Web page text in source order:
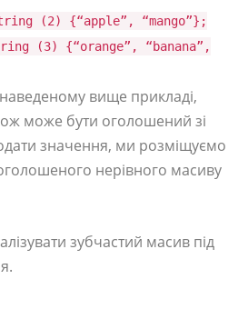
(2) {“apple”, “mango”};
(3) {“orange”, “banana”,
вище прикладі,
може бути оголошений зі
значення, ми розміщуємо
нерівного масиву
зубчастий масив під